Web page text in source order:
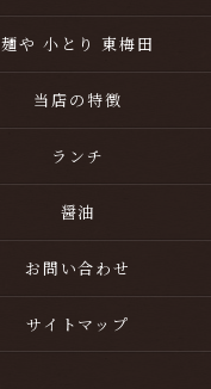
麺や 小とり 東梅田
当店の特徴
ランチ
醤油
お問い合わせ
サイトマップ